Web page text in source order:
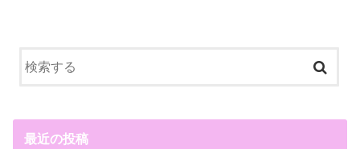
最近の投稿